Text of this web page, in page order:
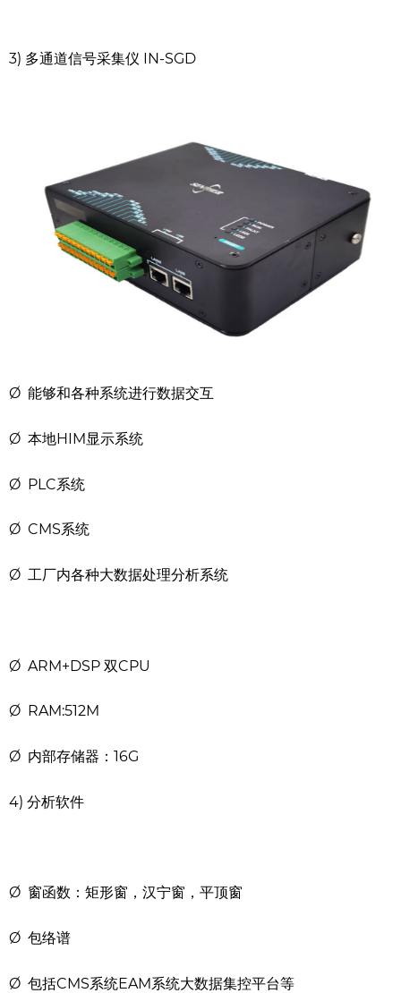
3) 多通道信号采集仪 IN-SGD
Ø 能够和各种系统进行数据交互
Ø 本地HIM显示系统
Ø PLC系统
Ø CMS系统
Ø 工厂内各种大数据处理分析系统
Ø ARM+DSP 双CPU
Ø RAM:512M
Ø 内部存储器：16G
4) 分析软件
Ø 窗函数：矩形窗，汉宁窗，平顶窗
Ø 包络谱
Ø 包括CMS系统EAM系统大数据集控平台等